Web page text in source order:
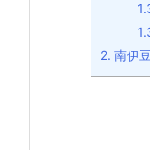
2. 南伊